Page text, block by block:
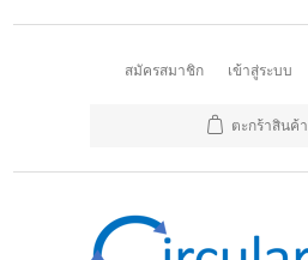
สมัครสมาชิก เข้าสู่ระบบ
ตะกร้าสินค้า